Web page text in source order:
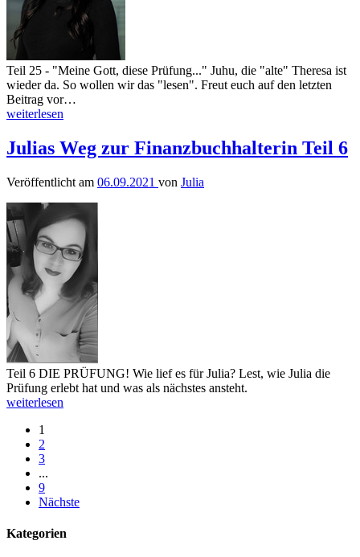
Teil 25 - "Meine Gott, diese Prüfung..." Juhu, die "alte" Theresa ist
wieder da. So wollen wir das "lesen". Freut euch auf den letzten
Beitrag vor…
weiterlesen
Julias Weg zur Finanzbuchhalterin Teil 6
Veröffentlicht am 06.09.2021 von Julia
Teil 6 DIE PRÜFUNG! Wie lief es für Julia? Lest, wie Julia die
Prüfung erlebt hat und was als nächstes ansteht.
weiterlesen
1
2
3
...
9
Nächste
Kategorien